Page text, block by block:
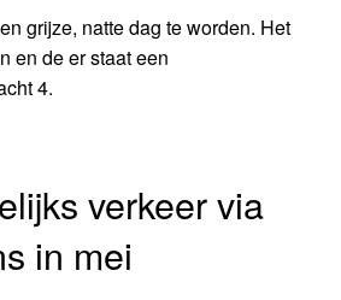
grijze, natte dag te worden. Het
en de er staat een
4.
verkeer via
in mei